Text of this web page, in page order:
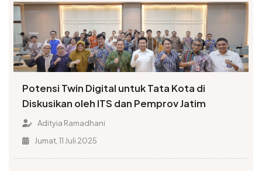
Potensi Twin Digital untuk Tata Kota di
Diskusikan oleh ITS dan Pemprov Jatim
Adityia Ramadhani
Jumat, 11 Juli 2025